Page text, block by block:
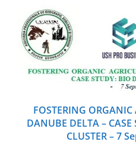
FOSTERING
DANUBE DELTA –
CLUSTER – 7